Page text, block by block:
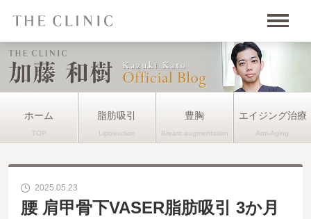
ホーム 脂肪吸引 豊胸 エイジング治療
2025.05.23
腰 肩甲骨下VASER脂肪吸引 3か月